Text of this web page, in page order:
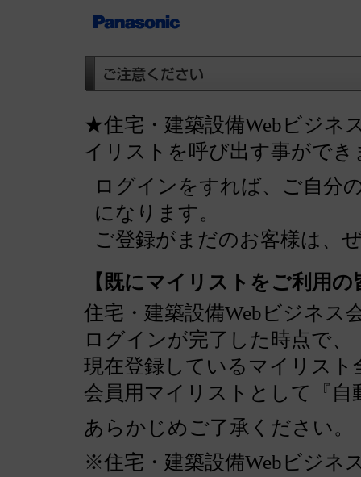
★住宅・建築設備Webビジネ
イリストを呼び出す事ができ
ログインをすれば、ご自分
になります。
ご登録がまだのお客様は、
【既にマイリストをご利用の
住宅・建築設備Webビジネス
ログインが完了した時点で、
現在登録しているマイリスト
会員用マイリストとして『
あらかじめご了承ください。
※住宅・建築設備Webビジネ